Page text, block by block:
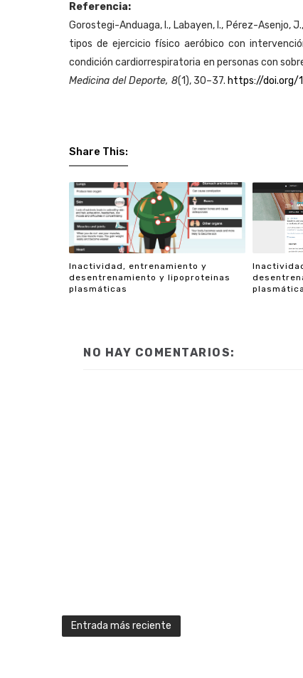
Referencia:
Gorostegi-Anduaga, I., Labayen, I., Pérez-Asenjo,
tipos de ejercicio físico aeróbico con
condición cardiorrespiratoria en personas con
Medicina del Deporte, 8(1), 30–37. https://doi.org/
Share This:
Inactividad, entrenamiento y
desentrenamiento y lipoproteinas
plasmáticas
NO HAY COMENTARIOS:
Entrada más reciente